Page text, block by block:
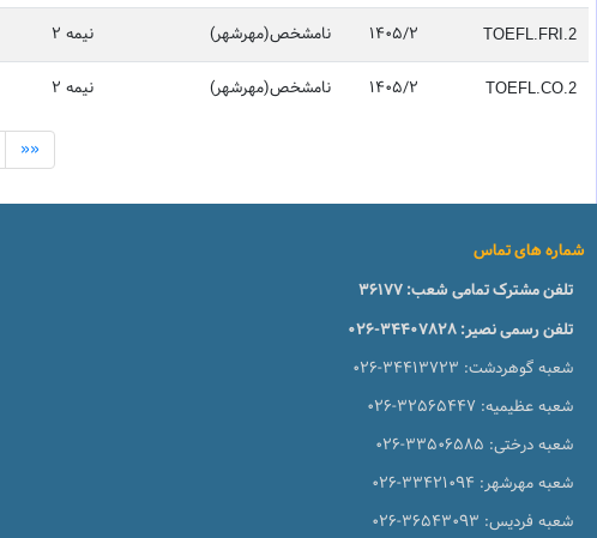
TOEFL.FRI.2
1405/2 نامشخص(مهرشهر) نیمه 2
TOEFL.CO.2
1405/2 نامشخص(مهرشهر) نیمه 2
»»
شماره های تماس
تلفن مشترک تمامی شعب:36177
تلفن رسمی نصیر:026-34407828
شعبه گوهردشت: 026-34413723
شعبه عظیمیه: 026-32565447
شعبه درختی: 026-33506585
شعبه مهرشهر: 026-33421094
شعبه فردیس: 026-36543093